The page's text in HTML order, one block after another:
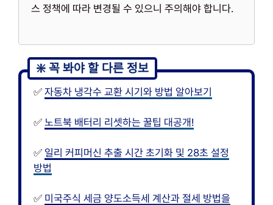
스 정책에 따라 변경될 수 있으니 주의해야 합니다.
✅ 자동차 냉각수 교환 시기와 방법 알아보기
✅ 노트북 배터리 리셋하는 꿀팁 대공개!
✅ 일리 커피머신 추출 시간 초기화 및 28초 설정
방법
✅ 미국주식 세금 양도소득세 계산과 절세 방법을